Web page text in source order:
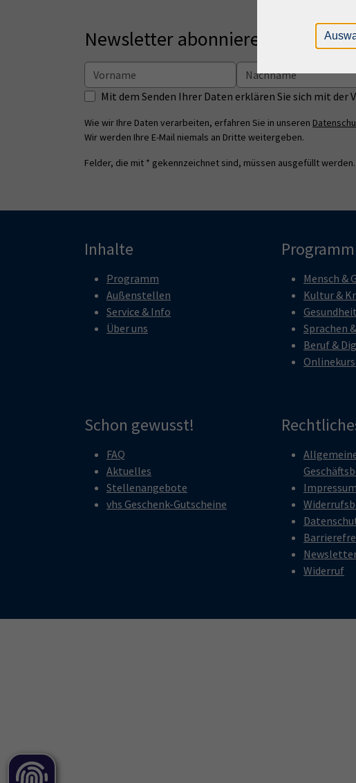
Newsletter abonnieren
Mit dem Senden Ihrer Daten erklären Sie sich mit
Wie wir Ihre Daten verarbeiten, erfahren Sie in unseren
Wir werden Ihre E-Mail niemals an Dritte weitergeben.
Felder, die mit * gekennzeichnet sind, müssen ausgefüllt werden.
Inhalte
Programm
Außenstellen
Service & Info
Über uns
Programm
Mensch &
Kultur &
Sprachen
Beruf &
Schon gewusst!
FAQ
Aktuelles
Stellenangebote
vhs Geschenk-Gutscheine
Impressum
Widerruf